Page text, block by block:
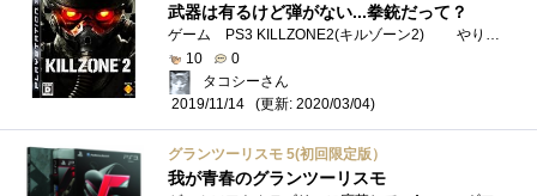
武器は有るけど弾がない...拳銃だって？
ゲーム PS3 KILLZONE2(キルゾーン2) やりたかったTombRaiderが終わったので色々ゲームを始めたわけです PS5のアナウンスが出ていますがゲー�...
10
0
タコシーさん
2019/11/14
(更新: 2020/03/04)
グランツーリスモ 5(初回限定版）
我が青春のグランツーリスモ